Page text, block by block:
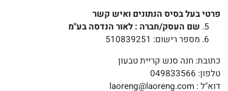
פרטי בעל בסיס הנתונים ואיש קשר
שם העסק/חברה : לאור הנדסה בע"מ
מספר רישום: 510839251
כתובת: חנה סנש קריית טבעון
טלפון: 049833566
דוא"ל : laoreng@laoreng.com